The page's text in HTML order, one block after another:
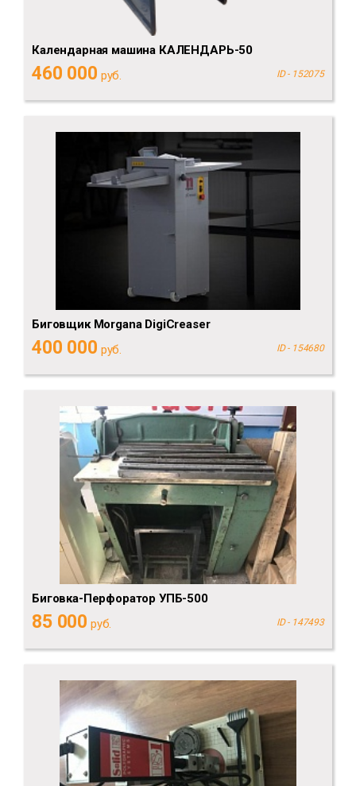
Календарная машина КАЛЕНДАРЬ-50
460 000 руб. ID - 152075
Биговщик Morgana DigiCreaser
400 000 руб. ID - 154680
Биговка-Перфоратор УПБ-500
85 000 руб. ID - 147493